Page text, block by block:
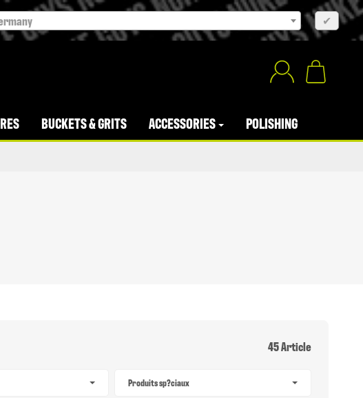
✔
BUCKETS & GRITS ACCESSORIES POLISHING
45 Article
Produits sp?ciaux